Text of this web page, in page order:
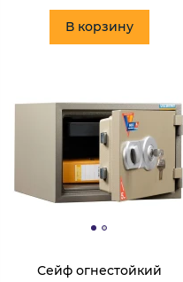
В корзину
Сейф огнестойкий